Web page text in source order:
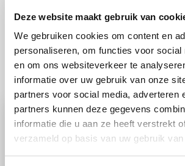
Deze website maakt gebruik van
We gebruiken cookies om content en
personaliseren, om functies voor social
en om ons websiteverkeer te
informatie over uw gebruik van onze
partners voor social media, adverteren
partners kunnen deze gegevens
informatie die u aan ze heeft verstrekt
verzameld op basis van uw gebruik
Bekijk andere service